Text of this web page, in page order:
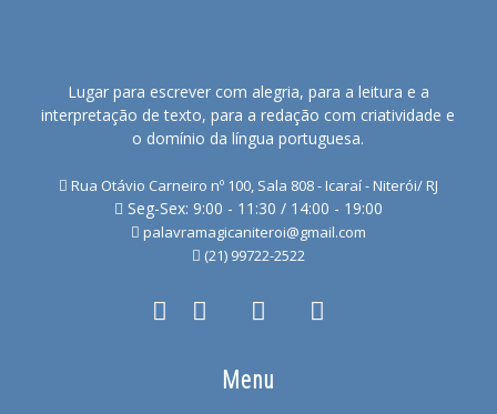
Lugar para escrever com alegria, para a leitura e a
interpretação de texto, para a redação com criatividade e
o domínio da língua portuguesa.
Rua Otávio Carneiro nº 100, Sala 808 - Icaraí - Niterói/ RJ
Seg-Sex: 9:00 - 11:30 / 14:00 - 19:00
palavramagicaniteroi@gmail.com
(21) 99722-2522
Menu